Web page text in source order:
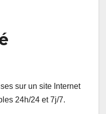
sur un site Internet
24h/24 et 7j/7.